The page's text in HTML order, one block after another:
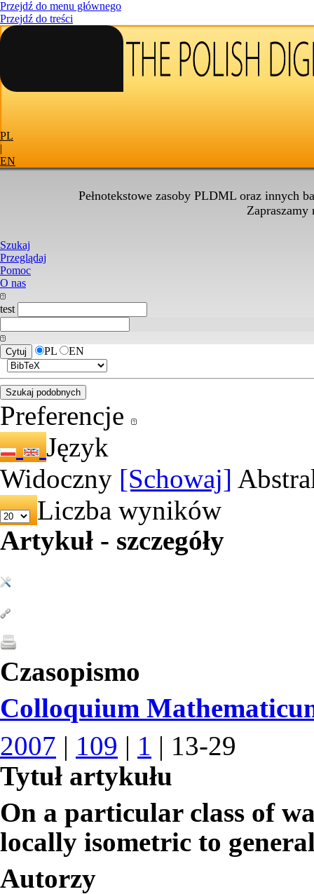
Przejdź do menu głównego
Przejdź do treści
PL
|
EN
Pełnotekstowe zasoby PLDML oraz innych
Zapraszamy
Szukaj
Przeglądaj
Pomoc
O nas
test
PL EN
Preferencje
Język
Widoczny [Schowaj]
Liczba wyników
Artykuł - szczegóły
Czasopismo
Colloquium
2007 | 109 | 1 | 13-29
Tytuł artykułu
On a particular class of
locally isometric to
Autorzy